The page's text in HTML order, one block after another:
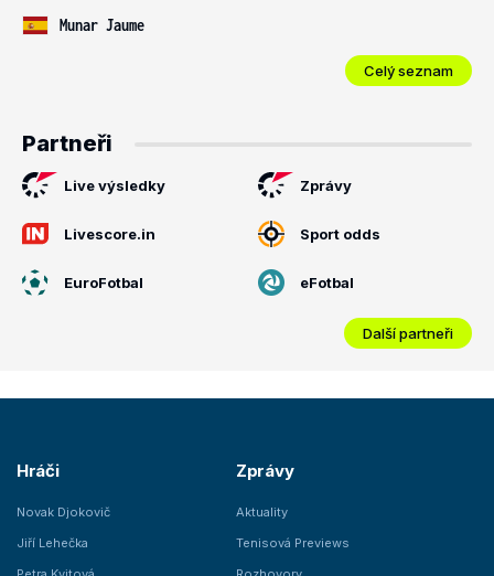
Munar Jaume
Celý seznam
Partneři
Live výsledky Zprávy
Livescore.in Sport odds
EuroFotbal eFotbal
Další partneři
Hráči
Novak Djokovič
Jiří Lehečka
Zprávy
Aktuality
Tenisová Previews